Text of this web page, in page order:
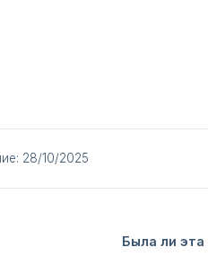
28/10/2025
Была ли эта